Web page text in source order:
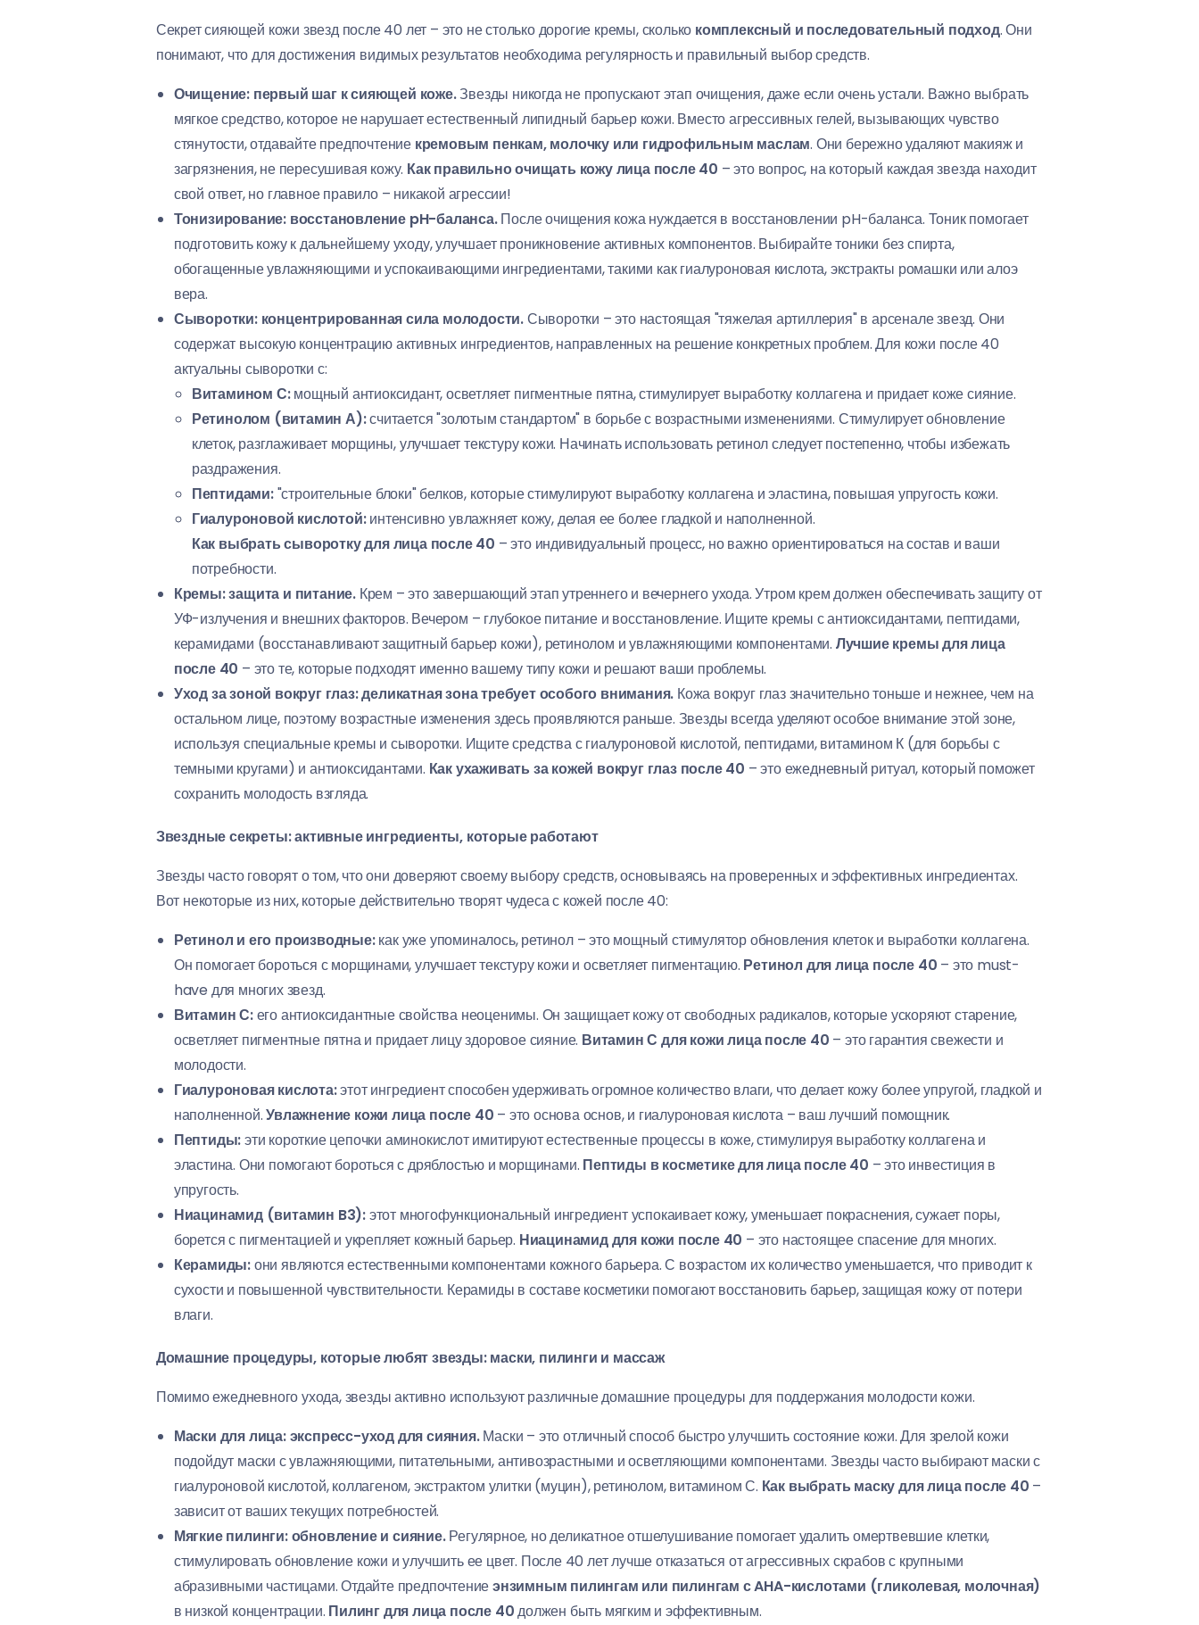
Секрет сияющей кожи звезд после 40 лет – это не столько дорогие кремы, сколько комплексный и последовательный подход. Они
понимают, что для достижения видимых результатов необходима регулярность и правильный выбор средств.
Очищение: первый шаг к сияющей коже.Звезды никогда не пропускают этап очищения, даже если очень устали. Важно выбрать
мягкое средство, которое не нарушает естественный липидный барьер кожи. Вместо агрессивных гелей, вызывающих чувство
стянутости, отдавайте предпочтение кремовым пенкам, молочку или гидрофильным маслам. Они бережно удаляют макияж и
загрязнения, не пересушивая кожу. Как правильно очищать кожу лица после 40 – это вопрос, на который каждая звезда находит
свой ответ, но главное правило – никакой агрессии!
Тонизирование: восстановление pH-баланса.После очищения кожа нуждается в восстановлении pH-баланса. Тоник помогает
подготовить кожу к дальнейшему уходу, улучшает проникновение активных компонентов. Выбирайте тоники без спирта,
обогащенные увлажняющими и успокаивающими ингредиентами, такими как гиалуроновая кислота, экстракты ромашки или алоэ
вера.
Сыворотки: концентрированная сила молодости.Сыворотки – это настоящая "тяжелая артиллерия" в арсенале звезд. Они
содержат высокую концентрацию активных ингредиентов, направленных на решение конкретных проблем. Для кожи после 40
актуальны сыворотки с:
Витамином С:мощный антиоксидант, осветляет пигментные пятна, стимулирует выработку коллагена и придает коже сияние.
Ретинолом (витамин А):считается "золотым стандартом" в борьбе с возрастными изменениями. Стимулирует обновление
клеток, разглаживает морщины, улучшает текстуру кожи. Начинать использовать ретинол следует постепенно, чтобы избежать
раздражения.
Пептидами:"строительные блоки" белков, которые стимулируют выработку коллагена и эластина, повышая упругость кожи.
Гиалуроновой кислотой:интенсивно увлажняет кожу, делая ее более гладкой и наполненной.
Как выбрать сыворотку для лица после 40 – это индивидуальный процесс, но важно ориентироваться на состав и ваши
потребности.
Кремы: защита и питание.Крем – это завершающий этап утреннего и вечернего ухода. Утром крем должен обеспечивать защиту от
УФ-излучения и внешних факторов. Вечером – глубокое питание и восстановление. Ищите кремы с антиоксидантами, пептидами,
керамидами (восстанавливают защитный барьер кожи), ретинолом и увлажняющими компонентами. Лучшие кремы для лица
после 40 – это те, которые подходят именно вашему типу кожи и решают ваши проблемы.
Уход за зоной вокруг глаз: деликатная зона требует особого внимания. Кожа вокруг глаз значительно тоньше и нежнее, чем на
остальном лице, поэтому возрастные изменения здесь проявляются раньше. Звезды всегда уделяют особое внимание этой зоне,
используя специальные кремы и сыворотки. Ищите средства с гиалуроновой кислотой, пептидами, витамином К (для борьбы с
темными кругами) и антиоксидантами. Как ухаживать за кожей вокруг глаз после 40 – это ежедневный ритуал, который поможет
сохранить молодость взгляда.
Звездные секреты: активные ингредиенты, которые работают
Звезды часто говорят о том, что они доверяют своему выбору средств, основываясь на проверенных и эффективных ингредиентах.
Вот некоторые из них, которые действительно творят чудеса с кожей после 40:
Ретинол и его производные:как уже упоминалось, ретинол – это мощный стимулятор обновления клеток и выработки коллагена.
Он помогает бороться с морщинами, улучшает текстуру кожи и осветляет пигментацию. Ретинол для лица после 40 – это must-
have для многих звезд.
Витамин С:его антиоксидантные свойства неоценимы. Он защищает кожу от свободных радикалов, которые ускоряют старение,
осветляет пигментные пятна и придает лицу здоровое сияние. Витамин С для кожи лица после 40 – это гарантия свежести и
молодости.
Гиалуроновая кислота:этот ингредиент способен удерживать огромное количество влаги, что делает кожу более упругой, гладкой и
наполненной.Увлажнение кожи лица после 40 – это основа основ, и гиалуроновая кислота – ваш лучший помощник.
Пептиды:эти короткие цепочки аминокислот имитируют естественные процессы в коже, стимулируя выработку коллагена и
эластина. Они помогают бороться с дряблостью и морщинами. Пептиды в косметике для лица после 40 – это инвестиция в
упругость.
Ниацинамид (витамин B3):этот многофункциональный ингредиент успокаивает кожу, уменьшает покраснения, сужает поры,
борется с пигментацией и укрепляет кожный барьер. Ниацинамид для кожи после 40 – это настоящее спасение для многих.
Керамиды:они являются естественными компонентами кожного барьера. С возрастом их количество уменьшается, что приводит к
сухости и повышенной чувствительности. Керамиды в составе косметики помогают восстановить барьер, защищая кожу от потери
влаги.
Домашние процедуры, которые любят звезды: маски, пилинги и массаж
Помимо ежедневного ухода, звезды активно используют различные домашние процедуры для поддержания молодости кожи.
Маски для лица: экспресс-уход для сияния.Маски – это отличный способ быстро улучшить состояние кожи. Для зрелой кожи
подойдут маски с увлажняющими, питательными, антивозрастными и осветляющими компонентами. Звезды часто выбирают маски с
гиалуроновой кислотой, коллагеном, экстрактом улитки (муцин), ретинолом, витамином С. Как выбрать маску для лица после 40 –
зависит от ваших текущих потребностей.
Мягкие пилинги: обновление и сияние.Регулярное, но деликатное отшелушивание помогает удалить омертвевшие клетки,
стимулировать обновление кожи и улучшить ее цвет. После 40 лет лучше отказаться от агрессивных скрабов с крупными
абразивными частицами. Отдайте предпочтениеэнзимным пилингам или пилингам с AHA-кислотами (гликолевая, молочная)
в низкой концентрации. Пилинг для лица после 40должен быть мягким и эффективным.